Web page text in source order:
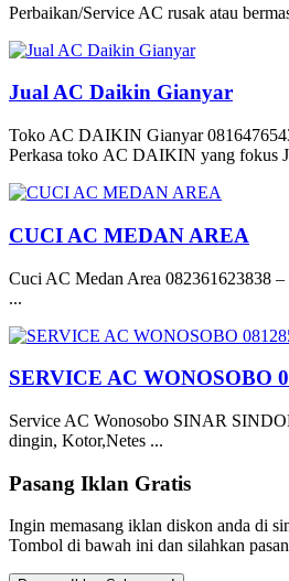
Perbaikan/Service AC rusak atau
Jual AC Daikin Gianyar
Toko AC DAIKIN Gianyar
Perkasa toko AC DAIKIN yang fokus
CUCI AC MEDAN AREA
Cuci AC Medan Area 082361623838
...
SERVICE AC WONOSOBO
Service AC Wonosobo SINAR
dingin, Kotor,Netes ...
Pasang Iklan Gratis
Ingin memasang iklan diskon anda di
Tombol di bawah ini dan silahkan